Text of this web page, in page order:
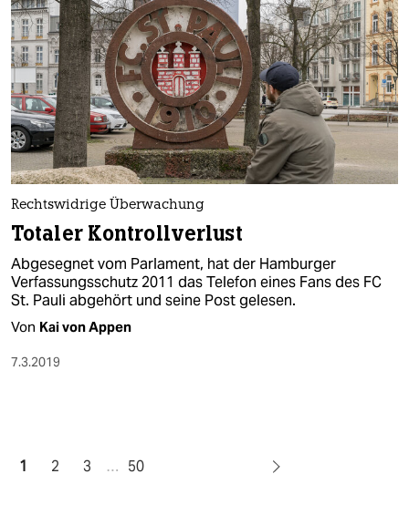
Rechtswidrige Überwachung
Totaler Kontrollverlust
Abgesegnet vom Parlament, hat der Hamburger
Verfassungsschutz 2011 das Telefon eines Fans des FC
St. Pauli abgehört und seine Post gelesen.
Von Kai von Appen
7.3.2019
1 2 3 … 50